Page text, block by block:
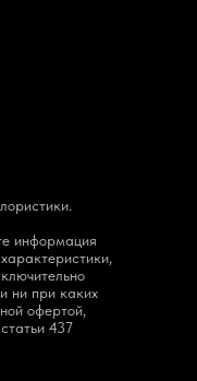
информация
ни при каких
офертой,
437